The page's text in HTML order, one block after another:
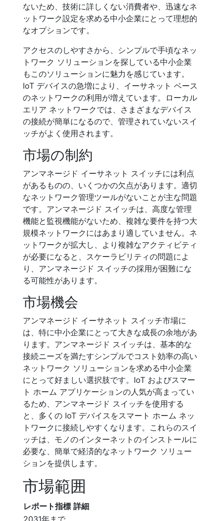
ないため、技術に詳しくない消費者や、迅速なネ
ットワーク設定を求める中小企業にとって理想的
なオプションです。
アクセスのしやすさから、シンプルで手頃なネッ
トワーク ソリューションを探している中小企業
もこのソリューションに魅力を感じています。
IoT デバイスの急増により、イーサネット ベース
のネットワークの利用が増えています。ローカル
エリア ネットワークでは、さまざまなデバイス
の接続が簡単になるので、管理されていないスイ
ッチがよく使用されます。
市場の制約
アンマネージド イーサネット スイッチには利点
があるものの、いくつかの欠点があります。適切
なネットワーク管理ツールがないことが主な問題
です。アンマネージド スイッチは、高度な管理
機能と監視機能がないため、複雑な要件を持つ大
規模ネットワークにはあまり適していません。ネ
ットワークが拡大し、より複雑なアクティビティ
が必要になると、スケーラビリティの問題によ
り、アンマネージド スイッチの採用が困難にな
る可能性があります。
市場機会
アンマネージド イーサネット スイッチ市場に
は、特に中小企業にとって大きな成長の余地があ
ります。アンマネージド スイッチは、基本的な
接続ニーズを満たすシンプルでコスト効率の高い
ネットワーク ソリューションを求める中小企業
にとって好ましい選択肢です。IoT およびスマー
ト ホーム アプリケーションの人気が高まってい
るため、アンマネージド スイッチを使用する
と、多くの IoT デバイスをスマート ホーム ネッ
トワークに接続しやすくなります。これらのスイ
ッチは、モノのインターネットのインストールに
必要な、簡単で経済的なネットワーク ソリュー
ションを提供します。
市場範囲
レポート指標 詳細
2031年まで